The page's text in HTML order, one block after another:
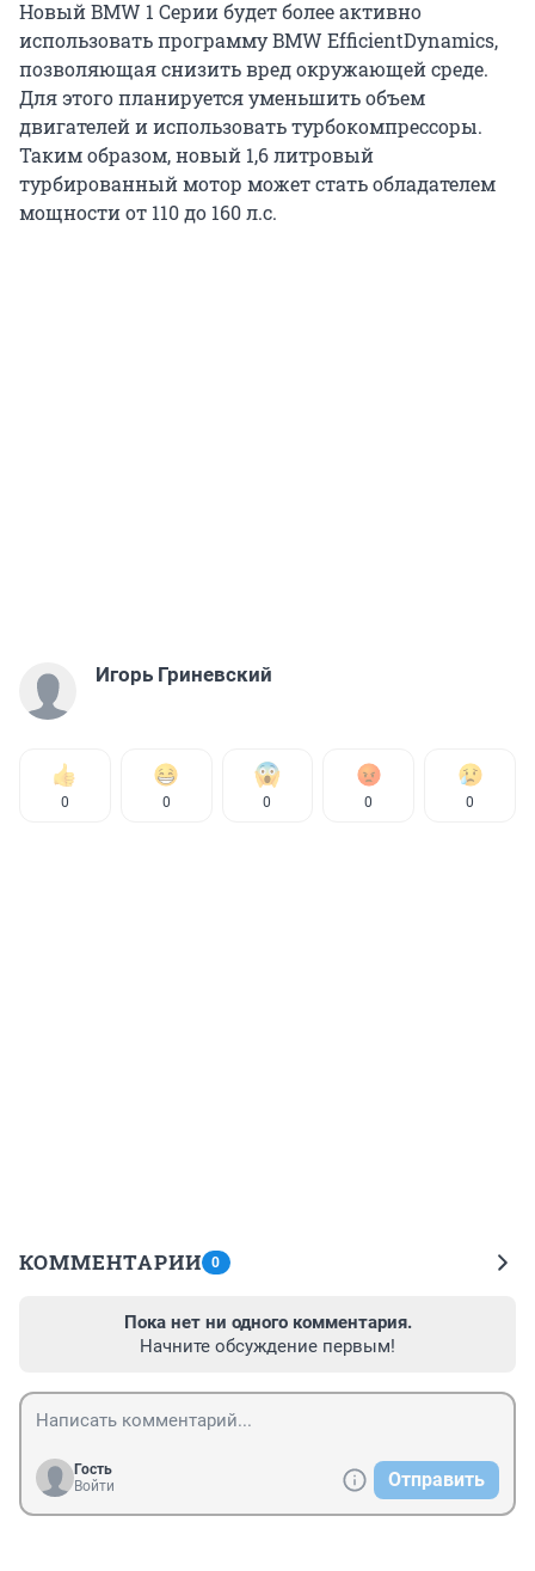
Новый BMW 1 Серии будет более активно
использовать программу BMW EfficientDynamics,
позволяющая снизить вред окружающей среде.
Для этого планируется уменьшить объем
двигателей и использовать турбокомпрессоры.
Таким образом, новый 1,6 литровый
турбированный мотор может стать обладателем
мощности от 110 до 160 л.с.
Игорь Гриневский
0 0 0 0 0
КОММЕНТАРИИ 0
Пока нет ни одного комментария.
Начните обсуждение первым!
Гость
Войти
Отправить